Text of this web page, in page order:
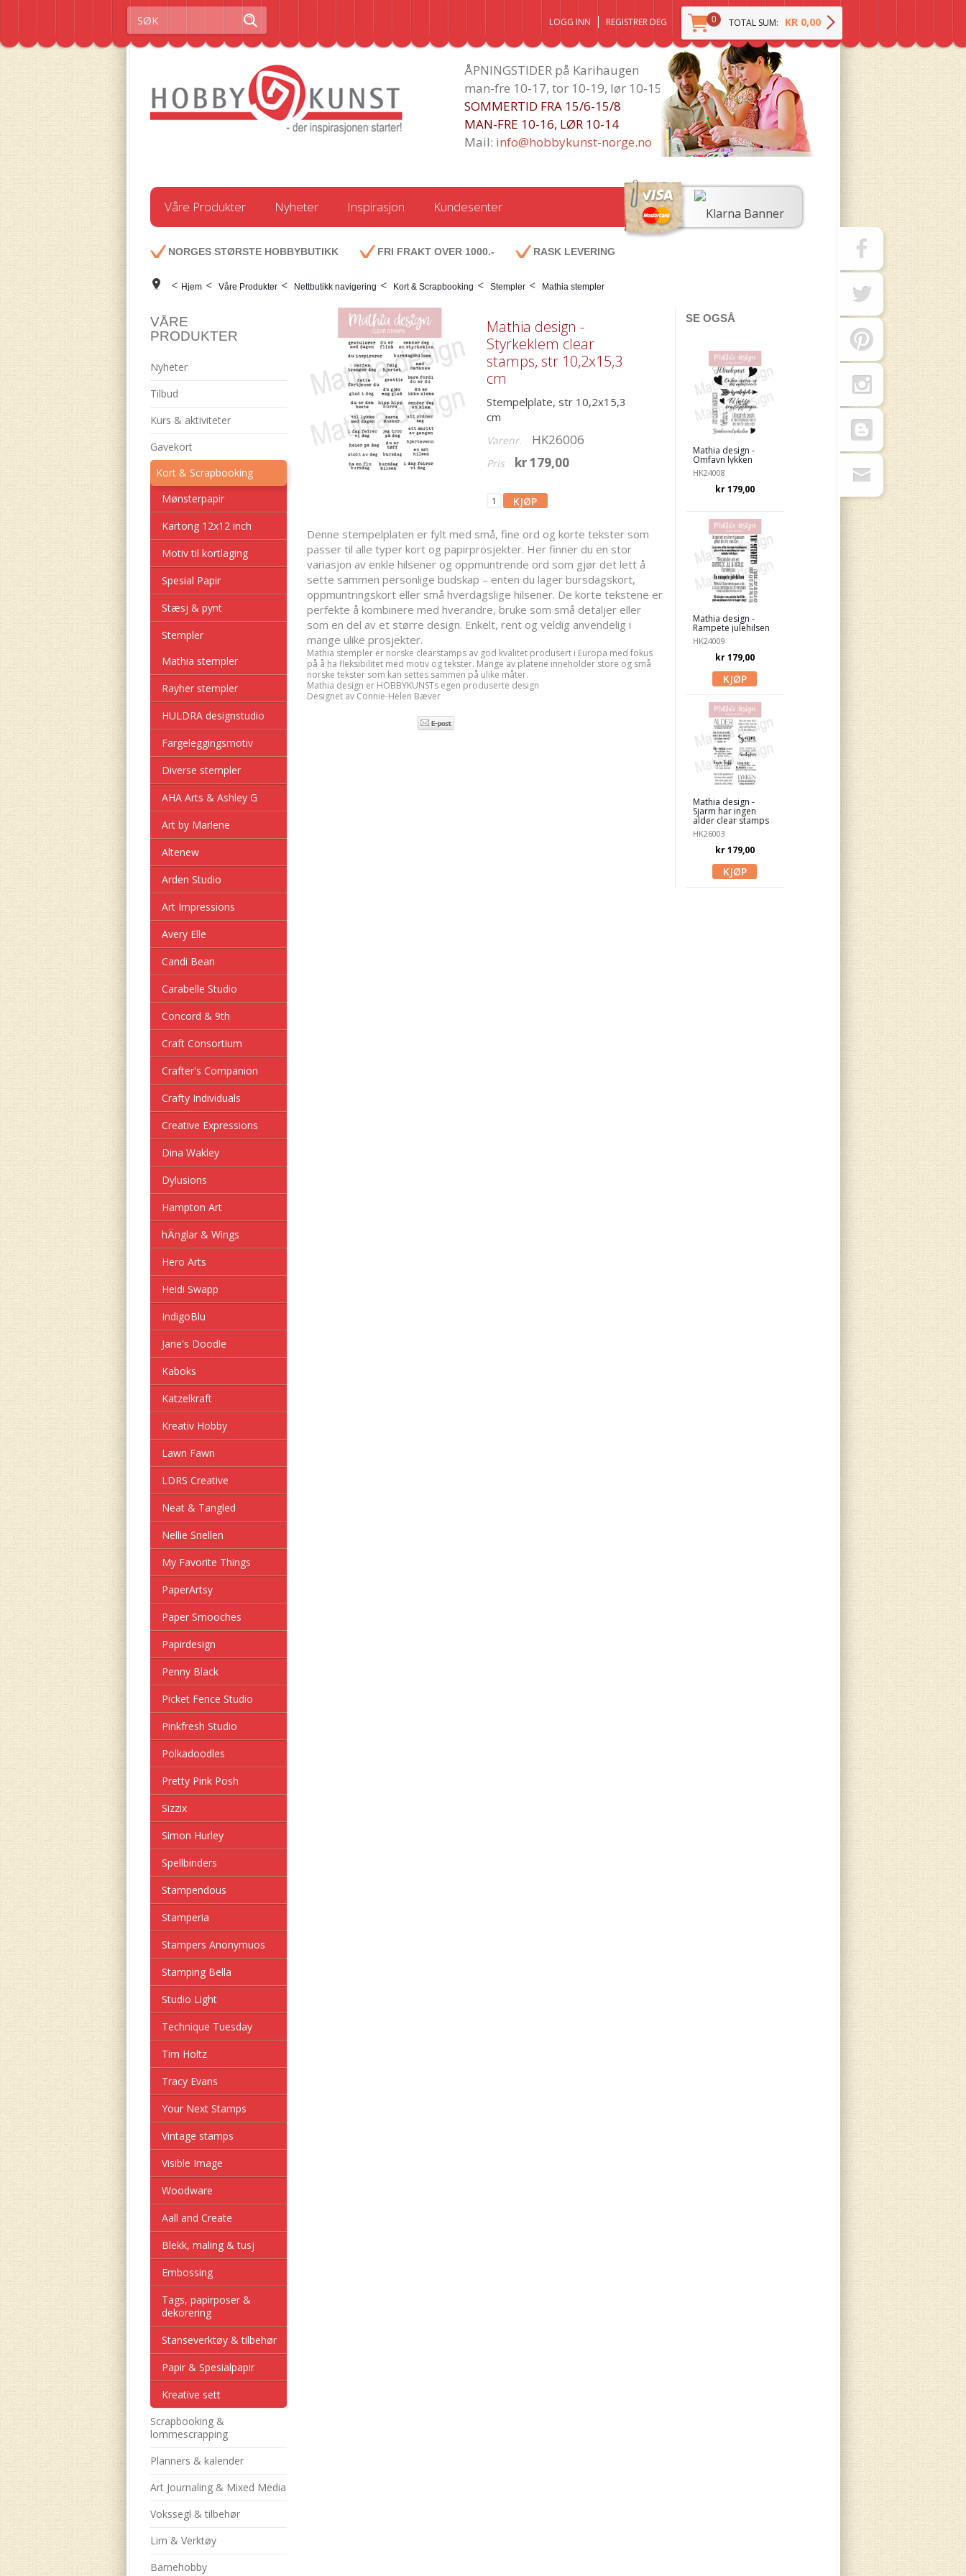
0 TOTAL SUM: KR 0,00
LOGG INN REGISTRER DEG
ÅPNINGSTIDER på Karihaugen
man-fre 10-17, tor 10-19, lør 10-15
SOMMERTID FRA 15/6-15/8
MAN-FRE 10-16, LØR 10-14
Mail: info@hobbykunst-norge.no
Våre Produkter Nyheter Inspirasjon Kundesenter
NORGES STØRSTE HOBBYBUTIKK FRI FRAKT OVER 1000.- RASK LEVERING
< Hjem < Våre Produkter < Nettbutikk navigering < Kort & Scrapbooking < Stempler < Mathia stempler
VÅRE
PRODUKTER
Nyheter
Tilbud
Kurs & aktiviteter
Gavekort
Kort & Scrapbooking
Mønsterpapir
Kartong 12x12 inch
Motiv til kortlaging
Spesial Papir
Stæsj & pynt
Stempler
Mathia stempler
Rayher stempler
HULDRA designstudio
Fargeleggingsmotiv
Diverse stempler
AHA Arts & Ashley G
Art by Marlene
Altenew
Arden Studio
Art Impressions
Avery Elle
Candi Bean
Carabelle Studio
Concord & 9th
Craft Consortium
Crafter's Companion
Crafty Individuals
Creative Expressions
Dina Wakley
Dylusions
Hampton Art
hÄnglar & Wings
Hero Arts
Heidi Swapp
IndigoBlu
Jane's Doodle
Kaboks
Katzelkraft
Kreativ Hobby
Lawn Fawn
LDRS Creative
Neat & Tangled
Nellie Snellen
My Favorite Things
PaperArtsy
Paper Smooches
Papirdesign
Penny Black
Picket Fence Studio
Pinkfresh Studio
Polkadoodles
Pretty Pink Posh
Sizzix
Simon Hurley
Spellbinders
Stampendous
Stamperia
Stampers Anonymuos
Stamping Bella
Studio Light
Technique Tuesday
Tim Holtz
Tracy Evans
Your Next Stamps
Vintage stamps
Visible Image
Woodware
Aall and Create
Blekk, maling & tusj
Embossing
Tags, papirposer &
dekorering
Stanseverktøy & tilbehør
Papir & Spesialpapir
Kreative sett
Scrapbooking &
lommescrapping
Planners & kalender
Art Journaling & Mixed Media
Vokssegl & tilbehør
Lim & Verktøy
Barnehobby
Mathia design -
Styrkeklem clear
stamps, str 10,2x15,3
cm
Stempelplate, str 10,2x15,3
cm
Varenr. HK26006
Pris kr 179,00
Denne stempelplaten er fylt med små, fine ord og korte tekster som
passer til alle typer kort og papirprosjekter. Her finner du en stor
variasjon av enkle hilsener og oppmuntrende ord som gjør det lett å
sette sammen personlige budskap – enten du lager bursdagskort,
oppmuntringskort eller små hverdagslige hilsener. De korte tekstene er
perfekte å kombinere med hverandre, bruke som små detaljer eller
som en del av et større design. Enkelt, rent og veldig anvendelig i
mange ulike prosjekter.
Mathia stempler er norske clearstamps av god kvalitet produsert i Europa med fokus
på å ha fleksibilitet med motiv og tekster. Mange av platene inneholder store og små
norske tekster som kan settes sammen på ulike måter.
Mathia design er HOBBYKUNSTs egen produserte design
Designet av Connie-Helen Bæver
SE OGSÅ
Mathia design -
Omfavn lykken
HK24008
kr 179,00
Mathia design -
Rampete julehilsen
HK24009
kr 179,00
Mathia design -
Sjarm har ingen
alder clear stamps
HK26003
kr 179,00